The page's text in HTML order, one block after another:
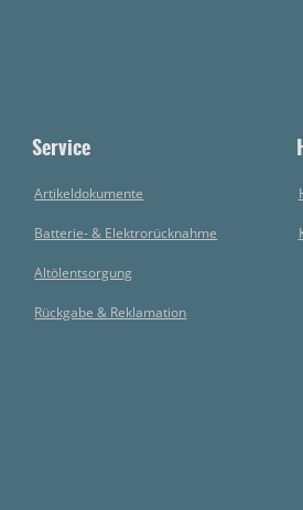
Service
Artikeldokumente
Batterie- & Elektrorücknahme
Altölentsorgung
Rückgabe & Reklamation